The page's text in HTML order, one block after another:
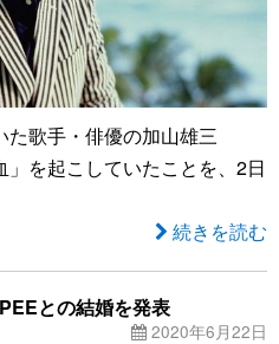
歌手・俳優の加山雄三
」を起こしていたことを、2日
続きを読む
との結婚を発表
2020年6月22日